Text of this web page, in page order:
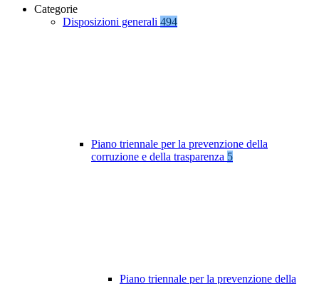
Categorie
Disposizioni generali 494
Piano triennale per la prevenzione della
corruzione e della trasparenza 5
Piano triennale per la prevenzione della